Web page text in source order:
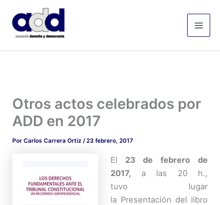
contenido
Otros actos celebrados por
ADD en 2017
PorCarlos Carrera Ortiz/23 febrero, 2017
El 23 de febrero de
2017, a las 20 h.,
tuvo lugar
la Presentación del libro